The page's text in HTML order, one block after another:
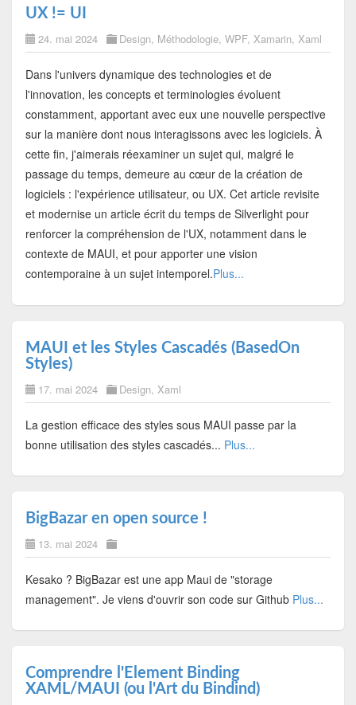
UX != UI
24. mai 2024 Design, Méthodologie, WPF, Xamarin, Xaml
Dans l'univers dynamique des technologies et de
l'innovation, les concepts et terminologies évoluent
constamment, apportant avec eux une nouvelle perspective
sur la manière dont nous interagissons avec les logiciels. À
cette fin, j'aimerais réexaminer un sujet qui, malgré le
passage du temps, demeure au cœur de la création de
logiciels : l'expérience utilisateur, ou UX. Cet article revisite
et modernise un article écrit du temps de Silverlight pour
renforcer la compréhension de l'UX, notamment dans le
contexte de MAUI, et pour apporter une vision
contemporaine à un sujet intemporel.Plus...
MAUI et les Styles Cascadés (BasedOn
Styles)
17. mai 2024 Design, Xaml
La gestion efficace des styles sous MAUI passe par la
bonne utilisation des styles cascadés... Plus...
BigBazar en open source !
13. mai 2024
Kesako ? BigBazar est une app Maui de "storage
management". Je viens d'ouvrir son code sur Github Plus...
Comprendre l'Element Binding
XAML/MAUI (ou l'Art du Bindind)